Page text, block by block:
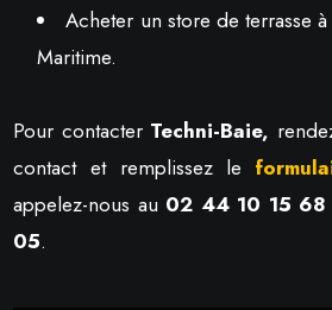
Acheter un store de terrasse
Maritime.
Pour contacter Techni-Baie,
contact et remplissez le
appelez-nous au 02 44 10 15
05.